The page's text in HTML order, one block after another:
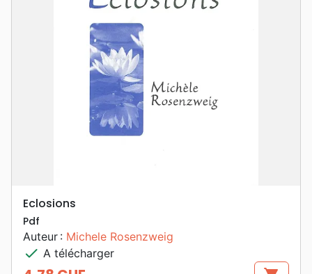
Eclosions
Pdf
Auteur : Michele Rosenzweig
check A télécharger